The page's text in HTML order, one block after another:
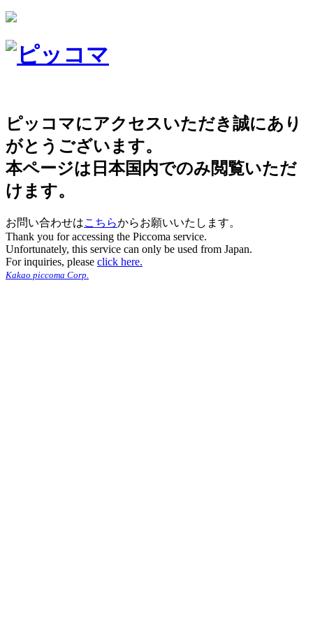
ピッコマにアクセスいただき誠にあり
がとうございます。
本ページは日本国内でのみ閲覧いただ
けます。
お問い合わせはこちらからお願いいたします。
Thank you for accessing the Piccoma service.
Unfortunately, this service can only be used from Japan.
For inquiries, please click here.
Kakao piccoma Corp.